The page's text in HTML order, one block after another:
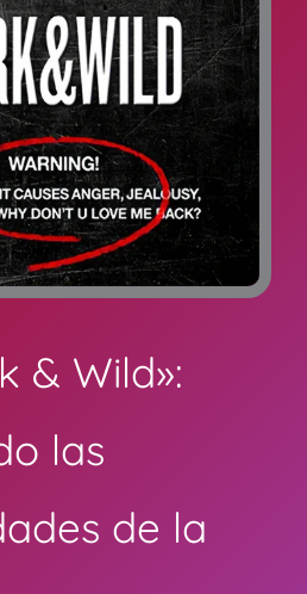
& Wild»:
las
de la